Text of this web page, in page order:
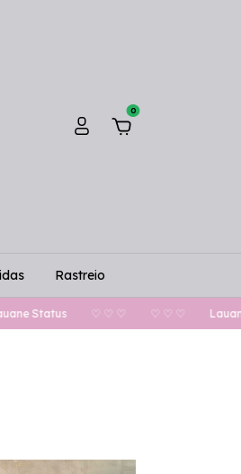
0
Rastreio
♡ ♡ ♡ Lauane Status ♡ ♡ ♡